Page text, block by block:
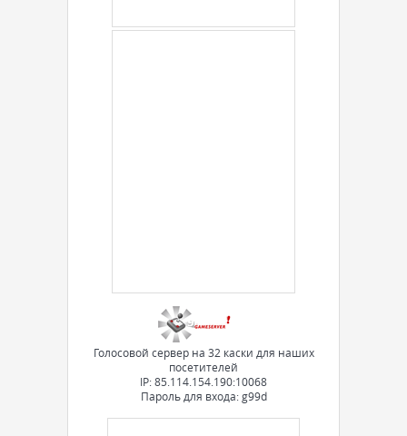
Голосовой сервер на 32 каски для наших
посетителей
IP: 85.114.154.190:10068
Пароль для входа: g99d